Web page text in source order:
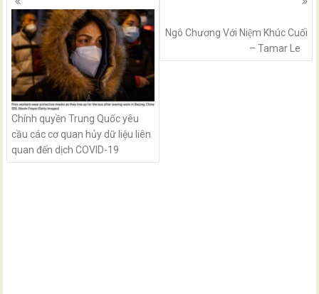
navigation
Chính quyền Trung Quốc yêu
cầu các cơ quan hủy dữ liệu liên
quan đến dịch COVID-19
Ngô Chương Với Niệm Khúc Cuối
– Tamar Le